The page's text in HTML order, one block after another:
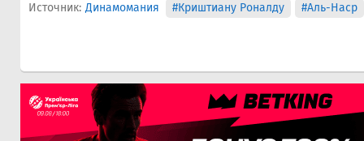
Источник: Динамомания #Криштиану Роналду #Аль-Наср